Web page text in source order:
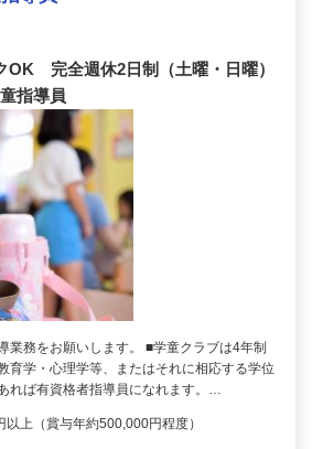
OK 完全週休2日制（土曜・日曜）
指導員
業務をお願いします。 ■学童クラブは4年制
育学・心理学等、またはそれに相応する学位
れば有資格者指導員になれます。…
以上（賞与年約500,000円程度）